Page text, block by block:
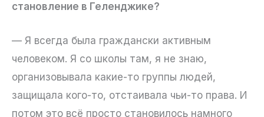
становление в Геленджике?
— Я всегда была граждански активным
человеком. Я со школы там, я не знаю,
организовывала какие-то группы людей,
защищала кого-то, отстаивала чьи-то права. И
потом это всё просто становилось намного